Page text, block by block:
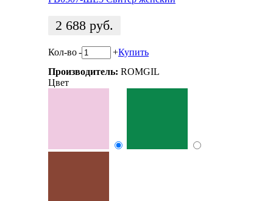
2 688 руб.
Кол-во- +Купить
Производитель: ROMGIL
Цвет